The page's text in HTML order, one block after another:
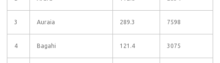
3 Auraia 289.3 7598
4 Bagahi 121.4 3075